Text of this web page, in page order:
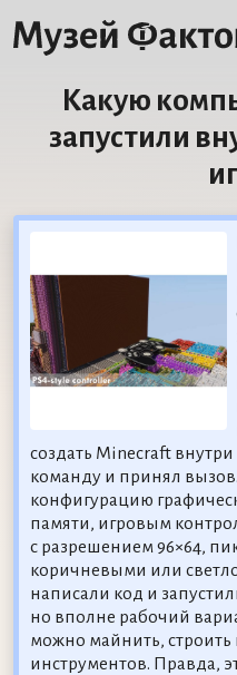
Какую
запустили
создать Minecraft
команду и принял
конфигурацию
памяти, игровым
с разрешением 96×64,
коричневыми или
написали код и
но вполне рабочий
можно майнить, строить
инструментов. Правда,